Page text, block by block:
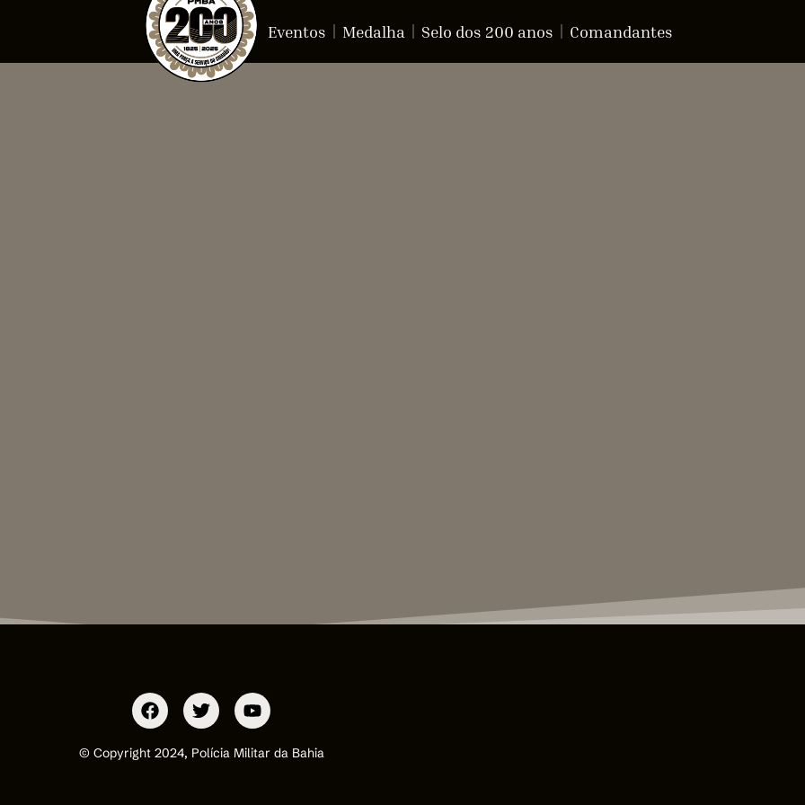
Eventos Medalha Selo dos 200 anos Comandantes
© Copyright 2024, Polícia Militar da Bahia